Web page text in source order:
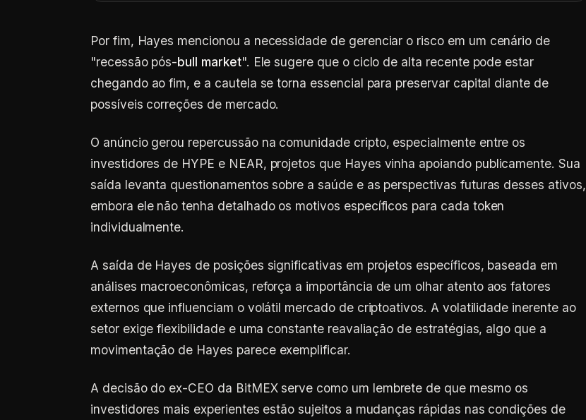
Por fim, Hayes mencionou a necessidade de gerenciar o risco em um cenário de
"recessão pós-bull market". Ele sugere que o ciclo de alta recente pode estar
chegando ao fim, e a cautela se torna essencial para preservar capital diante de
possíveis correções de mercado.
O anúncio gerou repercussão na comunidade cripto, especialmente entre os
investidores de HYPE e NEAR, projetos que Hayes vinha apoiando publicamente. Sua
saída levanta questionamentos sobre a saúde e as perspectivas futuras desses ativos,
embora ele não tenha detalhado os motivos específicos para cada token
individualmente.
A saída de Hayes de posições significativas em projetos específicos, baseada em
análises macroeconômicas, reforça a importância de um olhar atento aos fatores
externos que influenciam o volátil mercado de criptoativos. A volatilidade inerente ao
setor exige flexibilidade e uma constante reavaliação de estratégias, algo que a
movimentação de Hayes parece exemplificar.
A decisão do ex-CEO da BitMEX serve como um lembrete de que mesmo os
investidores mais experientes estão sujeitos a mudanças rápidas nas condições de